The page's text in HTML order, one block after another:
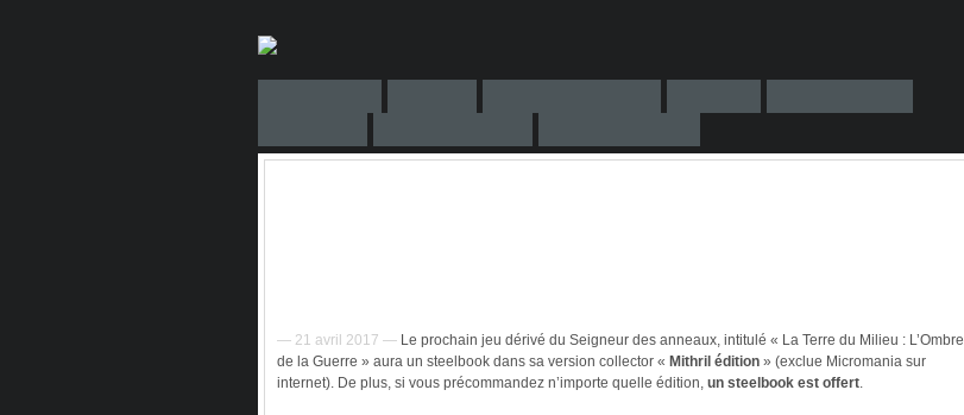
— 21 avril 2017 — Le prochain jeu dérivé du Seigneur des anneaux, intitulé « La Terre du Milieu : L’Ombre
de la Guerre » aura un steelbook dans sa version collector « Mithril édition » (exclue Micromania sur
internet). De plus, si vous précommandez n’importe quelle édition, un steelbook est offert.